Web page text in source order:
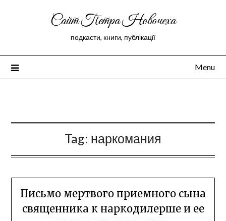
Сайт Петра Новочеха
подкасти, книги, публікації
Menu
Tag: наркомания
Письмо мертвого приемного сына
священника к наркодилерше и ее